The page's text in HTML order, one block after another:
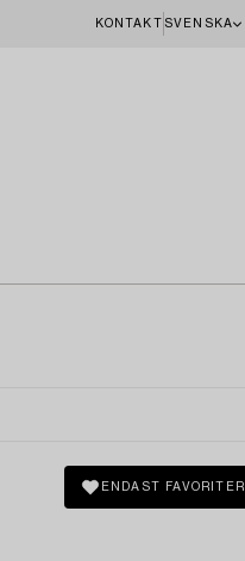
KONTAKT SVENSKA
ENDAST FAVORITER